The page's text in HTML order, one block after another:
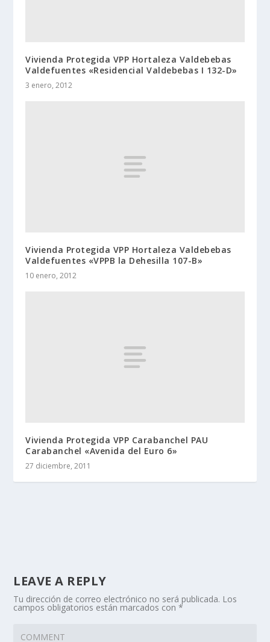
Vivienda Protegida VPP Hortaleza Valdebebas
Valdefuentes «Residencial Valdebebas I 132-D»
3 enero, 2012
Vivienda Protegida VPP Hortaleza Valdebebas
Valdefuentes «VPPB la Dehesilla 107-B»
10 enero, 2012
Vivienda Protegida VPP Carabanchel PAU
Carabanchel «Avenida del Euro 6»
27 diciembre, 2011
LEAVE A REPLY
Tu dirección de correo electrónico no será publicada. Los
campos obligatorios están marcados con*